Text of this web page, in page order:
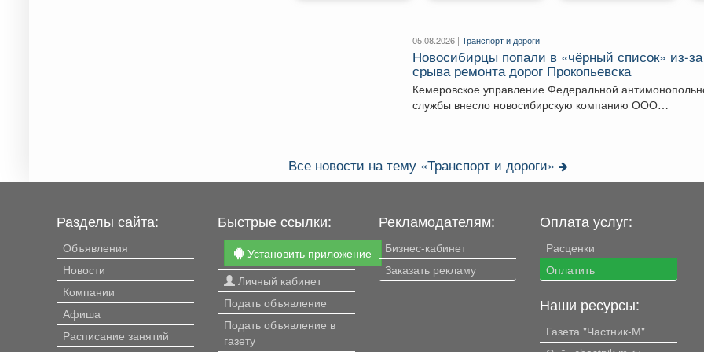
05.08.2026 |Транспорт и дороги
Новосибирцы попали в «чёрный список» из‑за
срыва ремонта дорог Прокопьевска
Кемеровское управление Федеральной
службы внесло новосибирскую компанию ООО
Все новости на тему «Транспорт и дороги»
Разделы сайта:
Объявления
Новости
Компании
Афиша
Расписание занятий
Быстрые ссылки:
Установить приложение
Личный кабинет
Подать объявление
Подать объявление в
газету
Рекламодателям:
Бизнес-кабинет
Заказать рекламу
Оплата услуг:
Расценки
Оплатить
Наши ресурсы:
Газета "Частник-М"